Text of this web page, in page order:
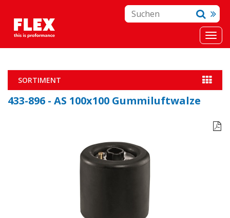
SORTIMENT
433-896 - AS 100x100 Gummiluftwalze
